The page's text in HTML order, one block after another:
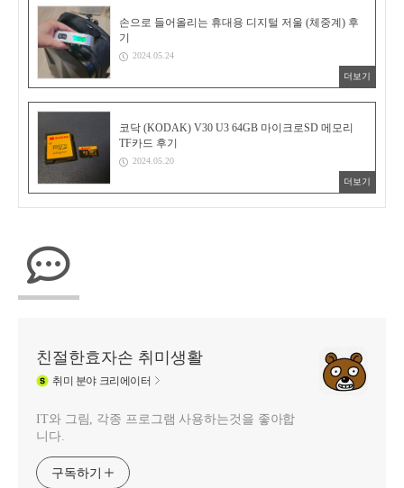
손으로 들어올리는 휴대용 디지털 저울 (체중계) 후
기
2024.05.24
더보기
코닥 (KODAK) V30 U3 64GB 마이크로SD 메모리
TF카드 후기
2024.05.20
더보기
친절한효자손 취미생활
취미 분야 크리에이터
IT와 그림, 각종 프로그램 사용하는것을 좋아합
니다.
구독하기